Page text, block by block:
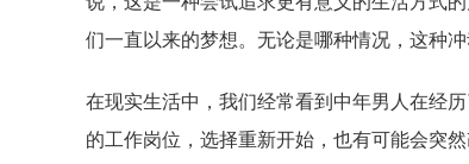
们一直以来的梦想。无论是哪种情况，这种
在现实生活中，我们经常看到中年男人在经
的工作岗位，选择重新开始，也有可能会突